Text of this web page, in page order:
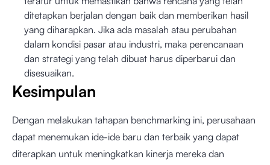
ditetapkan berjalan dengan baik dan memberikan hasil
yang diharapkan. Jika ada masalah atau perubahan
dalam kondisi pasar atau industri, maka perencanaan
dan strategi yang telah dibuat harus diperbarui dan
disesuaikan.
Kesimpulan
Dengan melakukan tahapan benchmarking ini, perusahaan
dapat menemukan ide-ide baru dan terbaik yang dapat
diterapkan untuk meningkatkan kinerja mereka dan